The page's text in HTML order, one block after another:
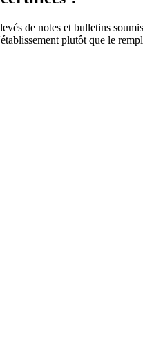
de notes et bulletins
plutôt que le